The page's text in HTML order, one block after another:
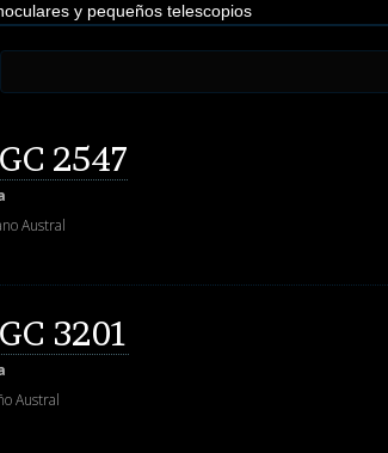
y pequeños telescopios
2547
Austral
3201
Austral